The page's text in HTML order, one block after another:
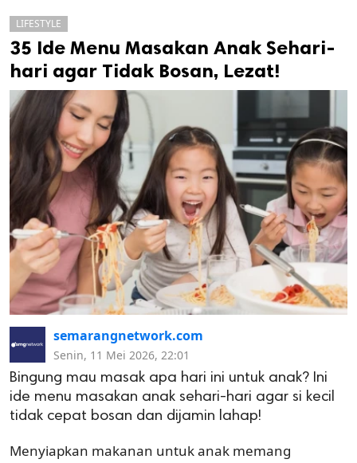
cipta.
LIFESTYLE
35 Ide Menu Masakan Anak Sehari-
hari agar Tidak Bosan, Lezat!
semarangnetwork.com
Senin, 11 Mei 2026, 22:01
Bingung mau masak apa hari ini untuk anak? Ini
ide menu masakan anak sehari-hari agar si kecil
tidak cepat bosan dan dijamin lahap!
Menyiapkan makanan untuk anak memang